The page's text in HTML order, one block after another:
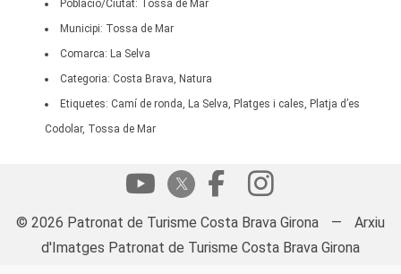
Població/Ciutat: Tossa de Mar
Municipi: Tossa de Mar
Comarca: La Selva
Categoria: Costa Brava, Natura
Etiquetes: Camí de ronda, La Selva, Platges i cales, Platja d’es
Codolar, Tossa de Mar
© 2026 Patronat de Turisme Costa Brava Girona —
Arxiu
d'Imatges Patronat de Turisme Costa Brava Girona